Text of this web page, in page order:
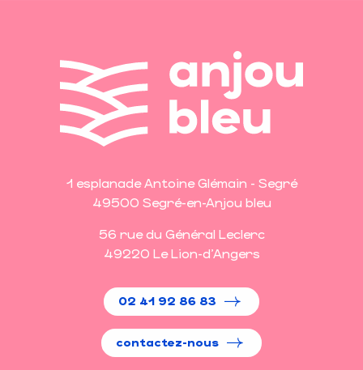
1 esplanade Antoine Glémain - Segré
49500 Segré-en-Anjou bleu
56 rue du Général Leclerc
49220 Le Lion-d'Angers
02 41 92 86 83
contactez-nous